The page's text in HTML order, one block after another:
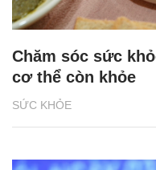
SỨC KHỎE
Chăm sóc sức
cơ thể còn khỏe